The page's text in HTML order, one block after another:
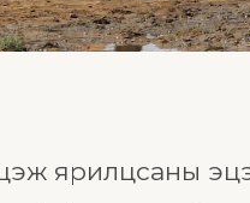
ярилцсаны